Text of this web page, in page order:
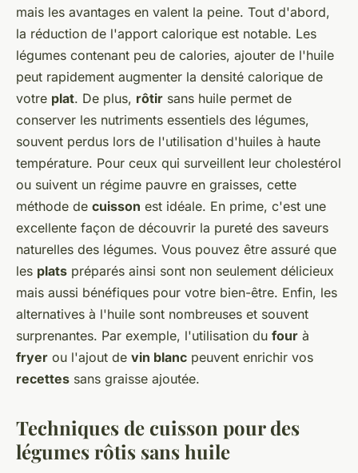
mais les avantages en valent la peine. Tout d'abord,
la réduction de l'apport calorique est notable. Les
légumes contenant peu de calories, ajouter de l'huile
peut rapidement augmenter la densité calorique de
votre plat. De plus, rôtir sans huile permet de
conserver les nutriments essentiels des légumes,
souvent perdus lors de l'utilisation d'huiles à haute
température. Pour ceux qui surveillent leur cholestérol
ou suivent un régime pauvre en graisses, cette
méthode de cuisson est idéale. En prime, c'est une
excellente façon de découvrir la pureté des saveurs
naturelles des légumes. Vous pouvez être assuré que
les plats préparés ainsi sont non seulement délicieux
mais aussi bénéfiques pour votre bien-être. Enfin, les
alternatives à l'huile sont nombreuses et souvent
surprenantes. Par exemple, l'utilisation du four à
fryer ou l'ajout de vin blanc peuvent enrichir vos
recettes sans graisse ajoutée.
Techniques de cuisson pour des
légumes rôtis sans huile